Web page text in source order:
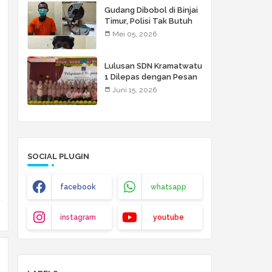
Gudang Dibobol di Binjai
Timur, Polisi Tak Butuh
Waktu Lama: Dua Pelaku
Mei 05, 2026
Lulusan SDN Kramatwatu
1 Dilepas dengan Pesan
Menyentuh: Raihlah
Juni 15, 2026
SOCIAL PLUGIN
facebook whatsapp
instagram youtube